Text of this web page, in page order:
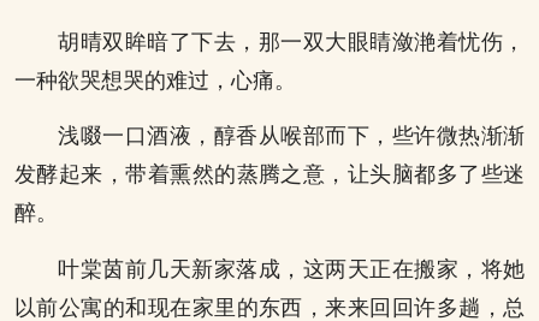
胡晴双眸暗了下去，那一双大眼睛潋滟着忧伤，
一种欲哭想哭的难过，心痛。
浅啜一口酒液，醇香从喉部而下，些许微热渐渐
发酵起来，带着熏然的蒸腾之意，让头脑都多了些迷
醉。
叶棠茵前几天新家落成，这两天正在搬家，将她
以前公寓的和现在家里的东西，来来回回许多趟，总